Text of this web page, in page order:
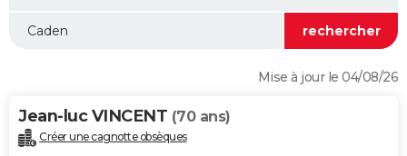
WEEK-END
Alimentation
Guide de la santé
Maladies
Médicaments
Sommeil
VOYAGE
Mise à jour le 04/08/26
Jean-luc VINCENT (70 ans)
Créer une cagnotte obsèques